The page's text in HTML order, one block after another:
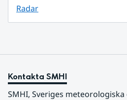
Radar
Kontakta SMHI
SMHI, Sveriges